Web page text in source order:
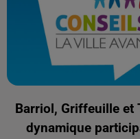
Barriol, Griffeuille et
dynamique